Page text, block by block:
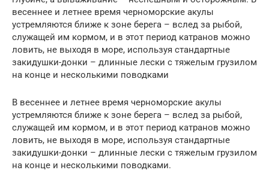
весеннее и летнее время черноморские акулы
устремляются ближе к зоне берега – вслед за рыбой,
служащей им кормом, и в этот период катранов можно
ловить, не выходя в море, используя стандартные
закидушки-донки – длинные лески с тяжелым грузилом
на конце и несколькими поводками
В весеннее и летнее время черноморские акулы
устремляются ближе к зоне берега – вслед за рыбой,
служащей им кормом, и в этот период катранов можно
ловить, не выходя в море, используя стандартные
закидушки-донки – длинные лески с тяжелым грузилом
на конце и несколькими поводками.